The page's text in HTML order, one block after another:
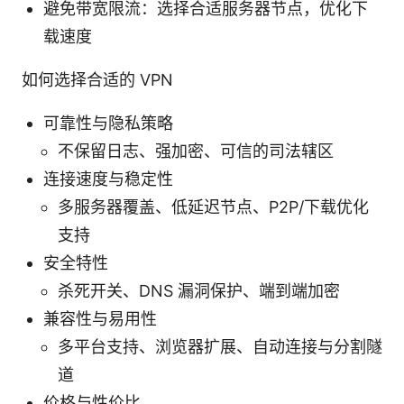
避免带宽限流：选择合适服务器节点，优化下
载速度
如何选择合适的 VPN
可靠性与隐私策略
不保留日志、强加密、可信的司法辖区
连接速度与稳定性
多服务器覆盖、低延迟节点、P2P/下载优化
支持
安全特性
杀死开关、DNS 漏洞保护、端到端加密
兼容性与易用性
多平台支持、浏览器扩展、自动连接与分割隧
道